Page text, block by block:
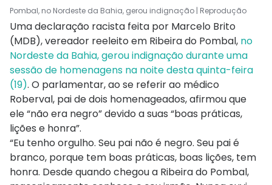
Pombal, no Nordeste da Bahia, gerou indignação | Reprodução
Uma declaração racista feita por Marcelo Brito
(MDB), vereador reeleito em Ribeira do Pombal, no
Nordeste da Bahia, gerou indignação durante uma
sessão de homenagens na noite desta quinta-feira
(19). O parlamentar, ao se referir ao médico
Roberval, pai de dois homenageados, afirmou que
ele “não era negro” devido a suas “boas práticas,
lições e honra”.
“Eu tenho orgulho. Seu pai não é negro. Seu pai é
branco, porque tem boas práticas, boas lições, tem
honra. Desde quando chegou a Ribeira do Pombal,